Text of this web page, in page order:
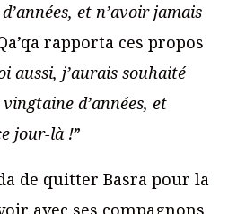
et n’avoir jamais
rapporta ces propos
aussi, j’aurais souhaité
d’années, et
jour-là !”
de quitter Basra pour la